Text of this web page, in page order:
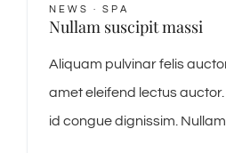
NEWS · SPA
Nullam suscipit massi
Aliquam pulvinar felis
amet eleifend lectus
id congue dignissim.